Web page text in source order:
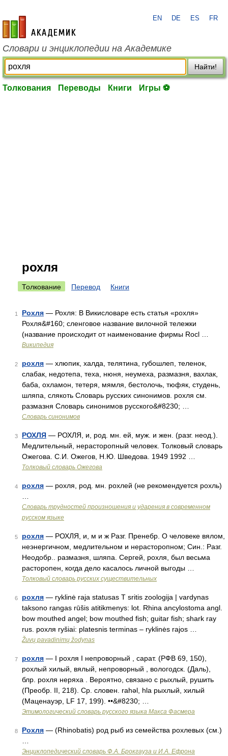
academic.ru
EN DE ES FR
Словари и энциклопедии на Академике
Найти!
Толкования Переводы Книги Игры ⚽
рохля
Толкование Перевод Книги
1 Рохля — Рохля: В Викисловаре есть статья «рохля»
Рохля&#160; сленговое название вилочной тележки
(название происходит от наименование фирмы Rocl …
Википедия
2 рохля — хлюпик, халда, телятина, губошлеп, теленок,
слабак, недотепа, теха, нюня, неумеха, размазня, вахлак,
баба, охламон, тетеря, мямля, бестолочь, тюфяк, студень,
шляпа, слякоть Словарь русских синонимов. рохля см.
размазня Словарь синонимов русского&#8230; …
Словарь синонимов
3 РОХЛЯ — РОХЛЯ, и, род. мн. ей, муж. и жен. (разг. неод.).
Медлительный, нерасторопный человек. Толковый словарь
Ожегова. С.И. Ожегов, Н.Ю. Шведова. 1949 1992 …
Толковый словарь Ожегова
4 рохля — рохля, род. мн. рохлей (не рекомендуется рохль)
Словарь трудностей произношения и ударения в современном
русском языке
5 рохля — РОХЛЯ, и, м и ж Разг. Пренебр. О человеке вялом,
неэнергичном, медлительном и нерасторопном; Син.: Разг.
Неодобр.. размазня, шляпа. Сергей, рохля, был весьма
расторопен, когда дело касалось личной выгоды …
Толковый словарь русских существительных
6 рохля — ryklinė raja statusas T sritis zoologija | vardynas
taksono rangas rūšis atitikmenys: lot. Rhina ancylostoma angl.
bow mouthed angel; bow mouthed fish; guitar fish; shark ray
rus. рохля ryšiai: platesnis terminas – ryklinės rajos …
Žuvų pavadinimų žodynas
7 рохля — I рохля I непроворный , сарат. (РФВ 69, 150),
рохлый хилый, вялый, непроворный , вологодск. (Даль),
блр. рохля неряха . Вероятно, связано с рыхлый, рушить
(Преобр. II, 218). Ср. словен. rahǝl, hlа рыхлый, хилый
(Маценауэр, LF 17, 199). ••&#8230; …
Этимологический словарь русского языка Макса Фасмера
8 Рохля — (Rhinobatis) род рыб из семейства рохлевых (см.)
Энциклопедический словарь Ф.А. Брокгауза и И.А. Ефрона